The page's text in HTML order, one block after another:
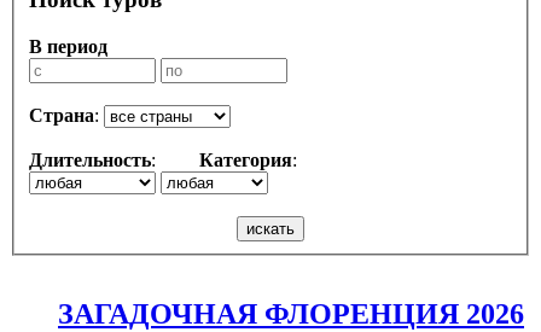
В период
Страна:
Длительность: Категория:
ЗАГАДОЧНАЯ ФЛОРЕНЦИЯ 2026